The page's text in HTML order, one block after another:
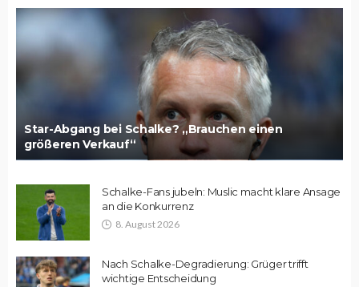
Star-Abgang bei Schalke? „Brauchen einen
größeren Verkauf“
Schalke-Fans jubeln: Muslic macht klare Ansage
an die Konkurrenz
8. August 2026
Nach Schalke-Degradierung: Grüger trifft
wichtige Entscheidung